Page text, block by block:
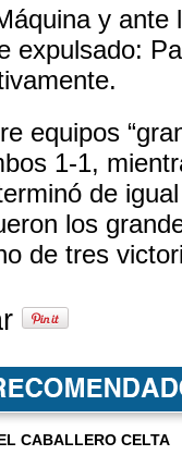
y
expulsado:
equipos
1-1,
de
los
de tres
CABALLERO CELTA